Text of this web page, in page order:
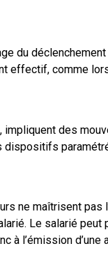
du
effectif, comme
impliquent des
dispositifs
ne maîtrisent pas
Le salarié peut
à l’émission d’une